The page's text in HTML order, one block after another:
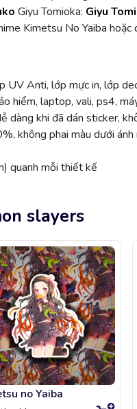
Giyu Tomioka: Giyu
Kimetsu No Yaiba
UV Anti, lớp mực in, lớp
hiểm, laptop, vali, ps4,
dàng khi đã dán sticker,
không phai màu dưới
quanh mỗi thiết kế
slayers
no Yaiba